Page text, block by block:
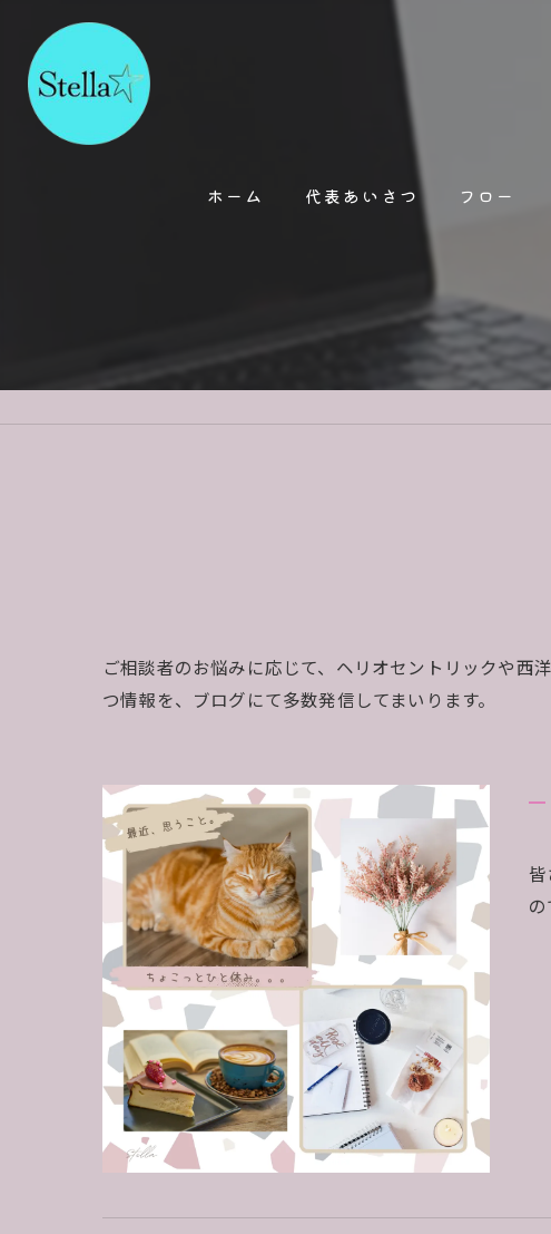
ホーム 代表あいさつ フロー
ご相談者のお悩みに応じて、ヘリオセントリックや西
つ情報を、ブログにて多数発信してまいります。
皆